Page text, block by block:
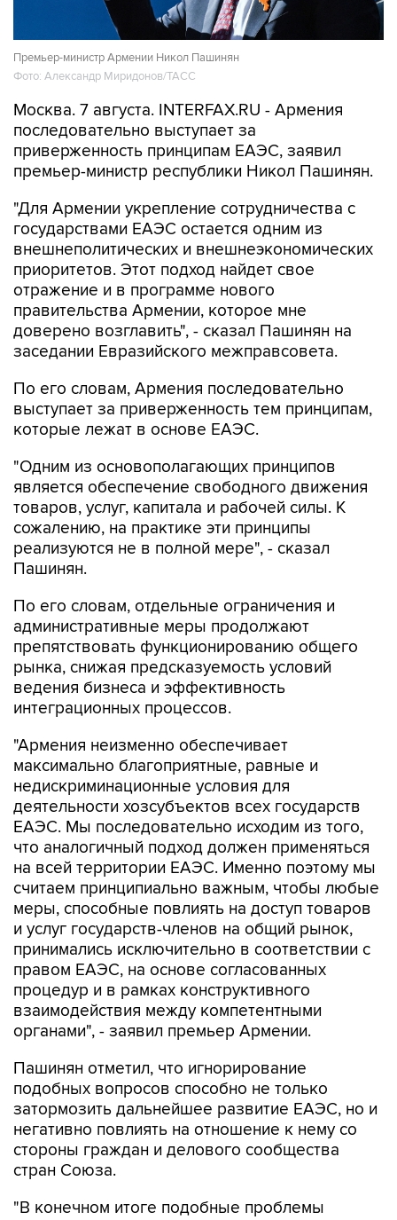
Премьер-министр Армении Никол Пашинян
Фото: Александр Миридонов/ТАСС
Москва. 7 августа. INTERFAX.RU - Армения
последовательно выступает за
приверженность принципам ЕАЭС, заявил
премьер-министр республики Никол Пашинян.
"Для Армении укрепление сотрудничества с
государствами ЕАЭС остается одним из
внешнеполитических и внешнеэкономических
приоритетов. Этот подход найдет свое
отражение и в программе нового
правительства Армении, которое мне
доверено возглавить", - сказал Пашинян на
заседании Евразийского межправсовета.
По его словам, Армения последовательно
выступает за приверженность тем принципам,
которые лежат в основе ЕАЭС.
"Одним из основополагающих принципов
является обеспечение свободного движения
товаров, услуг, капитала и рабочей силы. К
сожалению, на практике эти принципы
реализуются не в полной мере", - сказал
Пашинян.
По его словам, отдельные ограничения и
административные меры продолжают
препятствовать функционированию общего
рынка, снижая предсказуемость условий
ведения бизнеса и эффективность
интеграционных процессов.
"Армения неизменно обеспечивает
максимально благоприятные, равные и
недискриминационные условия для
деятельности хозсубъектов всех государств
ЕАЭС. Мы последовательно исходим из того,
что аналогичный подход должен применяться
на всей территории ЕАЭС. Именно поэтому мы
считаем принципиально важным, чтобы любые
меры, способные повлиять на доступ товаров
и услуг государств-членов на общий рынок,
принимались исключительно в соответствии с
правом ЕАЭС, на основе согласованных
процедур и в рамках конструктивного
взаимодействия между компетентными
органами", - заявил премьер Армении.
Пашинян отметил, что игнорирование
подобных вопросов способно не только
затормозить дальнейшее развитие ЕАЭС, но и
негативно повлиять на отношение к нему со
стороны граждан и делового сообщества
стран Союза.
"В конечном итоге подобные проблемы